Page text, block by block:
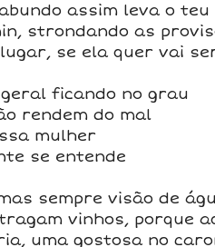
assim leva o
strondando as
se ela quer vai
ficando no grau
rendem do mal
mulher
se entende
sempre visão de
vinhos, porque
uma gostosa no